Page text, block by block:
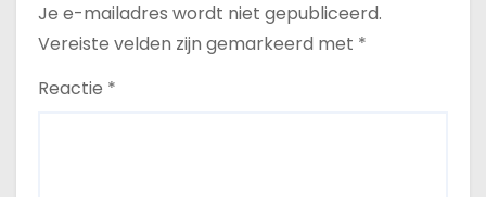
Je e-mailadres wordt niet gepubliceerd.
Vereiste velden zijn gemarkeerd met *
Reactie *